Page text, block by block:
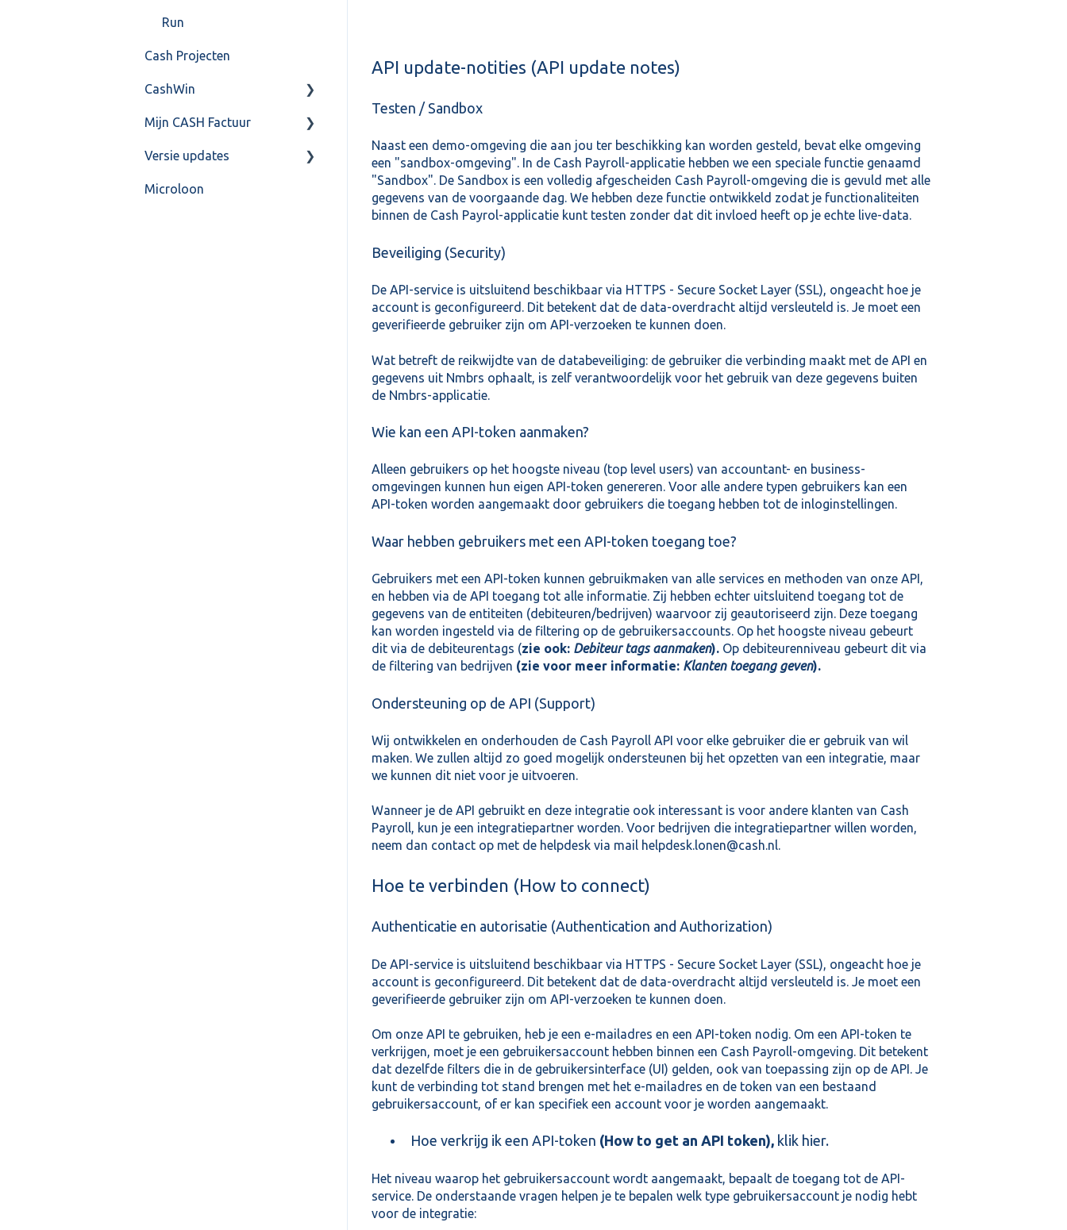
API update-notities (API update notes)
Testen / Sandbox
Naast een demo-omgeving die aan jou ter beschikking kan worden gesteld, bevat elke omgeving
een "sandbox-omgeving". In de Cash Payroll-applicatie hebben we een speciale functie genaamd
"Sandbox". De Sandbox is een volledig afgescheiden Cash Payroll-omgeving die is gevuld met alle
gegevens van de voorgaande dag. We hebben deze functie ontwikkeld zodat je functionaliteiten
binnen de Cash Payrol-applicatie kunt testen zonder dat dit invloed heeft op je echte live-data.
Beveiliging (Security)
De API-service is uitsluitend beschikbaar via HTTPS - Secure Socket Layer (SSL), ongeacht hoe je
account is geconfigureerd. Dit betekent dat de data-overdracht altijd versleuteld is. Je moet een
geverifieerde gebruiker zijn om API-verzoeken te kunnen doen.
Wat betreft de reikwijdte van de databeveiliging: de gebruiker die verbinding maakt met de API en
gegevens uit Nmbrs ophaalt, is zelf verantwoordelijk voor het gebruik van deze gegevens buiten
de Nmbrs-applicatie.
Wie kan een API-token aanmaken?
Alleen gebruikers op het hoogste niveau (top level users) van accountant- en business-
omgevingen kunnen hun eigen API-token genereren. Voor alle andere typen gebruikers kan een
API-token worden aangemaakt door gebruikers die toegang hebben tot de inloginstellingen.
Waar hebben gebruikers met een API-token toegang toe?
Gebruikers met een API-token kunnen gebruikmaken van alle services en methoden van onze API,
en hebben via de API toegang tot alle informatie. Zij hebben echter uitsluitend toegang tot de
gegevens van de entiteiten (debiteuren/bedrijven) waarvoor zij geautoriseerd zijn. Deze toegang
kan worden ingesteld via de filtering op de gebruikersaccounts. Op het hoogste niveau gebeurt
dit via de debiteurentags (zie ook: Debiteur tags aanmaken).Op debiteurenniveau gebeurt dit via
de filtering van bedrijven (zie voor meer informatie: Klanten toegang geven).
Ondersteuning op de API (Support)
Wij ontwikkelen en onderhouden de Cash Payroll API voor elke gebruiker die er gebruik van wil
maken. We zullen altijd zo goed mogelijk ondersteunen bij het opzetten van een integratie, maar
we kunnen dit niet voor je uitvoeren.
Wanneer je de API gebruikt en deze integratie ook interessant is voor andere klanten van Cash
Payroll, kun je een integratiepartner worden. Voor bedrijven die integratiepartner willen worden,
neem dan contact op met de helpdesk via mail helpdesk.lonen@cash.nl.
Hoe te verbinden (How to connect)
Authenticatie en autorisatie (Authentication and Authorization)
De API-service is uitsluitend beschikbaar via HTTPS - Secure Socket Layer (SSL), ongeacht hoe je
account is geconfigureerd. Dit betekent dat de data-overdracht altijd versleuteld is. Je moet een
geverifieerde gebruiker zijn om API-verzoeken te kunnen doen.
Om onze API te gebruiken, heb je een e-mailadres en een API-token nodig. Om een API-token te
verkrijgen, moet je een gebruikersaccount hebben binnen een Cash Payroll-omgeving. Dit betekent
dat dezelfde filters die in de gebruikersinterface (UI) gelden, ook van toepassing zijn op de API. Je
kunt de verbinding tot stand brengen met het e-mailadres en de token van een bestaand
gebruikersaccount, of er kan specifiek een account voor je worden aangemaakt.
Hoe verkrijg ik een API-token (How to get an API token), klik hier.
Het niveau waarop het gebruikersaccount wordt aangemaakt, bepaalt de toegang tot de API-
service. De onderstaande vragen helpen je te bepalen welk type gebruikersaccount je nodig hebt
voor de integratie:
Run
Cash Projecten
CashWin
Overig
Mijn CASH Factuur
Facturatie Loonportal(
Versie updates
CashWeb updates 2025
Microloon